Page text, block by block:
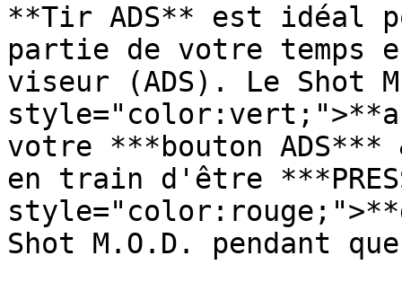
**Tir ADS** est idéal
partie de votre temps
viseur (ADS). Le Shot
votre ***bouton
en train d'être
Shot M.O.D. pendant